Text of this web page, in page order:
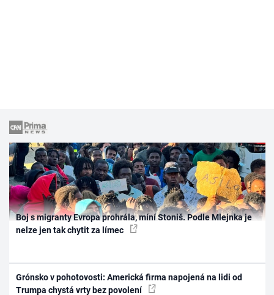
Boj s migranty Evropa prohrála, míní Stoniš. Podle Mlejnka je
nelze jen tak chytit za límec
Grónsko v pohotovosti: Americká firma napojená na lidi od
Trumpa chystá vrty bez povolení